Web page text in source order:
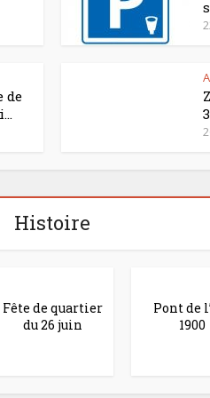
de
Histoire
Fête de quartier
du 26 juin
Pont de
1900